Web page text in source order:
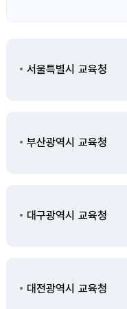
서울특별시 교육청
부산광역시 교육청
대구광역시 교육청
대전광역시 교육청